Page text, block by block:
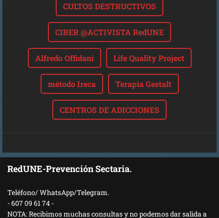
CULTOS DESTRUCTIVOS
CIBER @ACTIVISTA RedUNE
Alfredo Offidani Life Quality Project
método Ireca Terapia Gestalt
CENTROS DE ADICCIONES
RedUNE-Prevención Sectaria.
Teléfono/ WhatsApp/Telegram.
- 607 09 61 74 -
NOTA: Recibimos muchas consultas y no podemos dar salida a